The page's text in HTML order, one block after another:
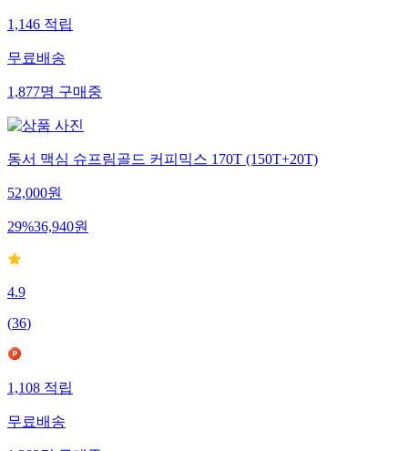
1,146적립
무료배송
1,877명구매중
동서 맥심 슈프림골드 커피믹스 170T (150T+20T)
52,000원
29%36,940원
4.9
(36)
1,108적립
무료배송